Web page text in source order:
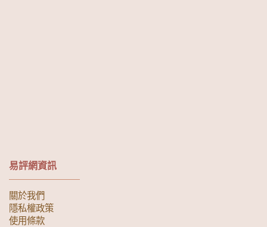
易評網資訊
關於我們
隱私權政策
使用條款